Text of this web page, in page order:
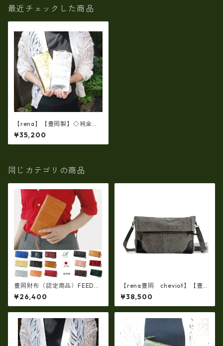
最近チェックした商品
【rena】【豊岡製】◇純金箔
革製品・限定生産☆スペイン
牛革（仔牛革）手絞り＆オイ
ルレザー長財布 rj－0071【国
¥35,200
同じカテゴリの商品
豊岡財布（認定商品）FEEDBA
G【豊岡製】（15color）スペ
イン仔牛革製☆手絞りオイル
レザーラウンドファスナー 長
¥26,400
【rena豊岡 cheviot】【豊
岡製・火山灰+松墨手染め】8
号帆布・口折り斜め掛けショ
ルダー FB-103
¥38,500